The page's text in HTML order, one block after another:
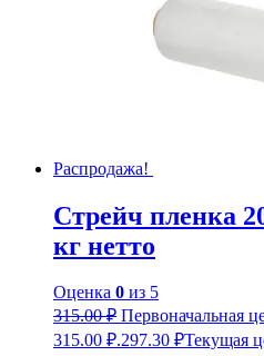
Распродажа!
Стрейч пленка
кг нетто
Оценка 0 из 5
315.00₽ Первоначальная
315.00 ₽.297.30 ₽Текущая